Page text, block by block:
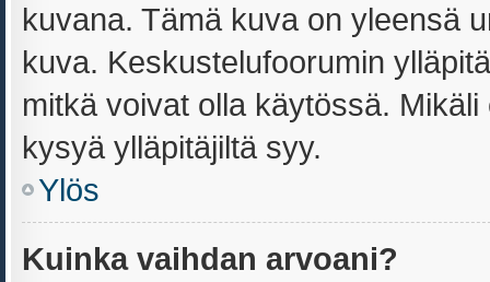
kuvana. Tämä kuva on yleensä
kuva. Keskustelufoorumin
mitkä voivat olla käytössä.
kysyä ylläpitäjiltä syy.
Ylös
Kuinka vaihdan arvoani?